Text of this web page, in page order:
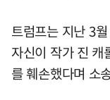
트럼프는 지난 3
자신이 작가 진 캐
를 훼손했다며 소